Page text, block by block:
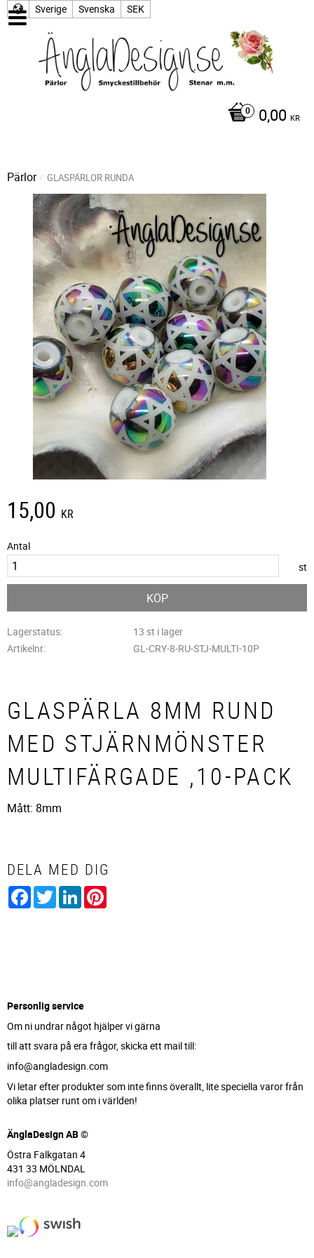
Sverige Svenska SEK
0,00 KR
Pärlor GLASPÄRLOR RUNDA
15,00 KR
Antal
st
KÖP
Lagerstatus
13 st i lager
Artikelnr
GL-CRY-8-RU-STJ-MULTI-10P
GLASPÄRLA 8MM RUND
MED STJÄRNMÖNSTER
MULTIFÄRGADE ,10-PACK
Mått: 8mm
DELA MED DIG
Facebook
TwitterLinkedIn
Personlig service
Om ni undrar något hjälper vi gärna
till att svara på era frågor, skicka ett mail till:
info@angladesign.com
Vi letar efter produkter som inte finns överallt, lite speciella varor från
olika platser runt om i världen!
ÄnglaDesign AB ©
Östra Falkgatan 4
431 33 MÖLNDAL
info@angladesign.com